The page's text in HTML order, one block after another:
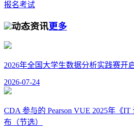
报名考试
动态资讯更多
2026年全国大学生数据分析实践赛开
2026-07-24
CDA 参与的 Pearson VUE 2025年《
布（节选）